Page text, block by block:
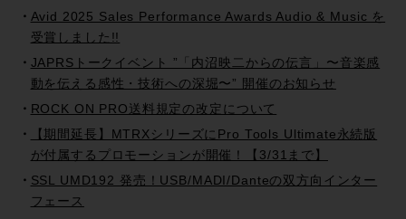
Avid 2025 Sales Performance Awards Audio & Music を
受賞しました!!
JAPRSトークイベント ”「内沼映二からの伝言」〜音楽感
動を伝える感性・技術への深堀〜” 開催のお知らせ
ROCK ON PRO送料規定の改定について
【期間延長】MTRXシリーズにPro Tools Ultimate永続版
が付属するプロモーションが開催！【3/31まで】
SSL UMD192 発売！USB/MADI/Danteの双方向インター
フェース